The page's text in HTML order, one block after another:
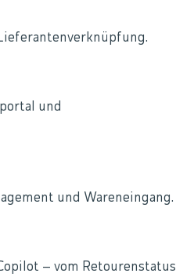
und
und Wareneingang.
– vom Retourenstatus